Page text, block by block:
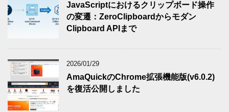
JavaScriptにおけるクリップボード操作
の変遷：ZeroClipboardからモダン
Clipboard APIまで
2026/01/29
AmaQuickのChrome拡張機能版(v6.0.2)
を復活公開しました